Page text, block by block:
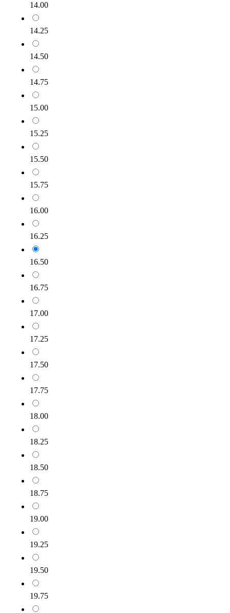
14.00
14.25
14.50
14.75
15.00
15.25
15.50
15.75
16.00
16.25
16.50
16.75
17.00
17.25
17.50
17.75
18.00
18.25
18.50
18.75
19.00
19.25
19.50
19.75